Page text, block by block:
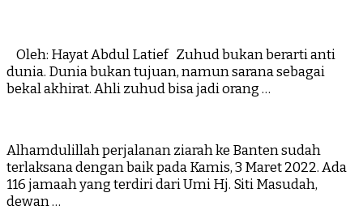
Oleh: Hayat Abdul Latief Zuhud bukan berarti anti
dunia. Dunia bukan tujuan, namun sarana sebagai
bekal akhirat. Ahli zuhud bisa jadi orang …
Alhamdulillah perjalanan ziarah ke Banten sudah
terlaksana dengan baik pada Kamis, 3 Maret 2022. Ada
116 jamaah yang terdiri dari Umi Hj. Siti Masudah,
dewan …